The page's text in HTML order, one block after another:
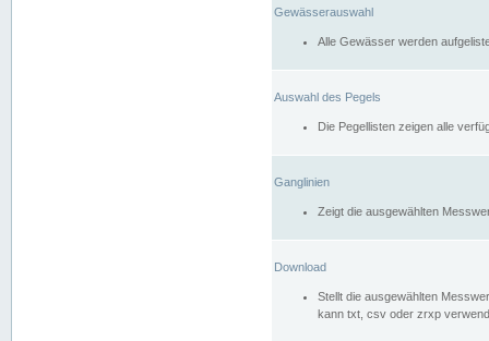
Gewässerauswahl
Alle Gewässer werden
Auswahl des Pegels
Die Pegellisten zeigen alle
Ganglinien
Zeigt die ausgewählten
Download
Stellt die ausgewählten
kann txt, csv oder zrxp